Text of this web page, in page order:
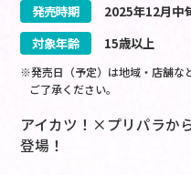
発売時期
2025年12月中
対象年齢
15歳以上
※発売日（予定）は地域・店舗な
ご了承ください。
アイカツ！×プリパラか
登場！